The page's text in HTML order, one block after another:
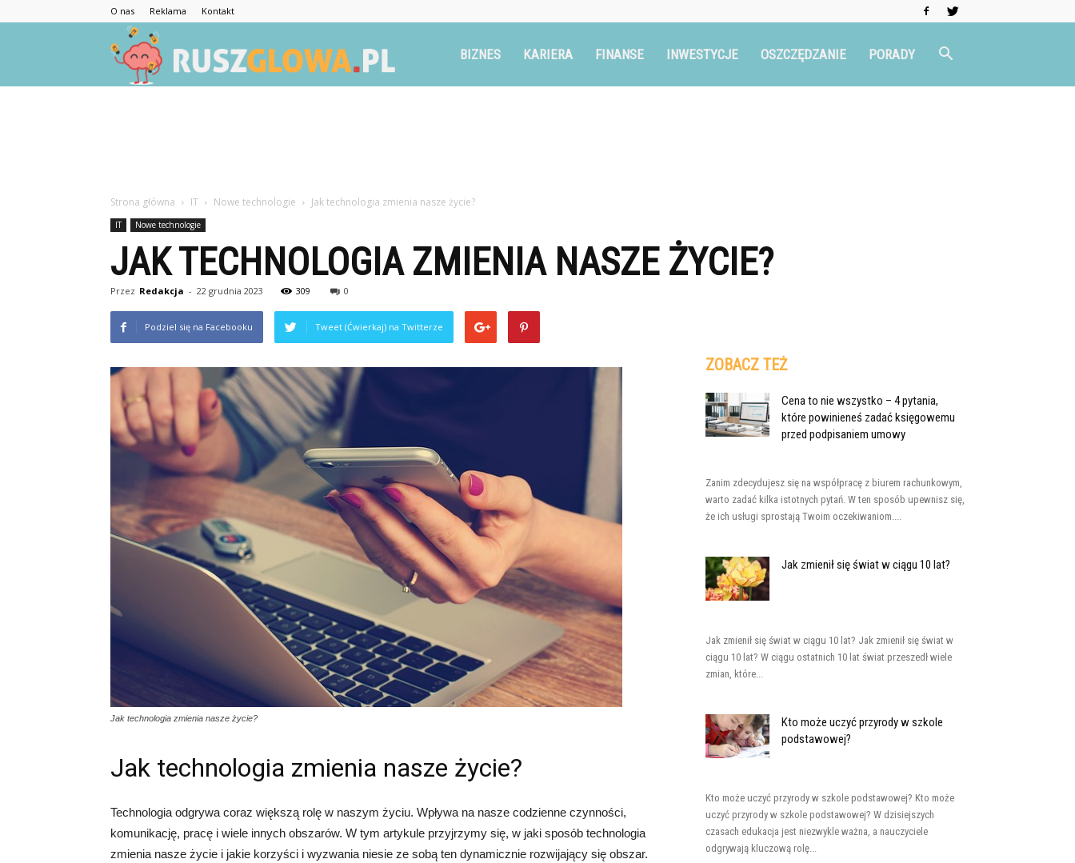
O nas Reklama Kontakt
Ruszglowa.plBIZNES KARIERA FINANSE INWESTYCJE OSZCZĘDZANIE PORADY
Strona główna IT Nowe technologie Jak technologia zmienia nasze życie?
IT Nowe technologie
JAK TECHNOLOGIA ZMIENIA NASZE ŻYCIE?
Przez Redakcja - 22 grudnia 2023 309 0
Podziel się na Facebooku Tweet (Ćwierkaj) na Twitterze
Jak technologia zmienia nasze życie?
Jak technologia zmienia nasze życie?
Technologia odgrywa coraz większą rolę w naszym życiu. Wpływa na nasze codzienne czynności,
komunikację, pracę i wiele innych obszarów. W tym artykule przyjrzymy się, w jaki sposób technologia
zmienia nasze życie i jakie korzyści i wyzwania niesie ze sobą ten dynamicznie rozwijający się obszar.
ZOBACZ TEŻ
Cena to nie wszystko – 4 pytania,
które powinieneś zadać księgowemu
przed podpisaniem umowy
Zanim zdecydujesz się na współpracę z biurem rachunkowym,
warto zadać kilka istotnych pytań. W ten sposób upewnisz się,
że ich usługi sprostają Twoim oczekiwaniom....
Jak zmienił się świat w ciągu 10 lat?
Jak zmienił się świat w ciągu 10 lat? Jak zmienił się świat w
ciągu 10 lat? W ciągu ostatnich 10 lat świat przeszedł wiele
zmian, które...
Kto może uczyć przyrody w szkole
podstawowej?
Kto może uczyć przyrody w szkole podstawowej? Kto może
uczyć przyrody w szkole podstawowej? W dzisiejszych
czasach edukacja jest niezwykle ważna, a nauczyciele
odgrywają kluczową rolę...